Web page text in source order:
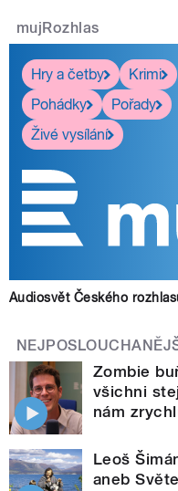
mujRozhlas
Hry a četby
Krimi
Pohádky
Pořady
Živé vysílání
Audiosvět Českého
Zombie
všichni
nám
Leoš
aneb